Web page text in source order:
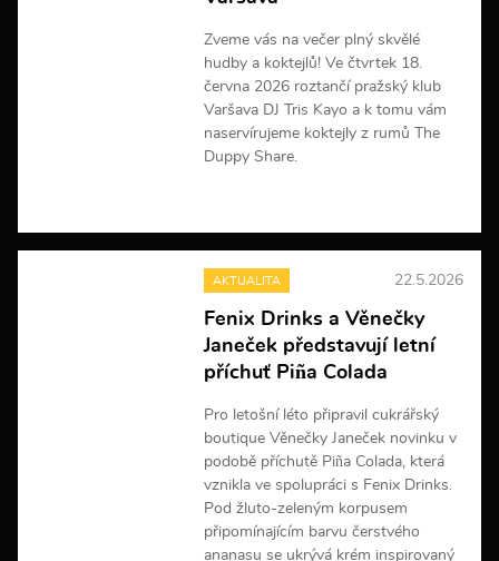
c
í
Zveme vás na večer plný skvělé
hudby a koktejlů! Ve čtvrtek 18.
června 2026 roztančí pražský klub
Varšava DJ Tris Kayo a k tomu vám
naservírujeme koktejly z rumů The
Duppy Share.
e
i
f
o
r
c
í
AKTUALITA 22.5.2026
Fenix Drinks a Věnečky
Janeček představují letní
příchuť Piña Colada
Pro letošní léto připravil cukrářský
boutique Věnečky Janeček novinku v
podobě příchutě Piña Colada, která
vznikla ve spolupráci s Fenix Drinks.
Pod žluto-zeleným korpusem
připomínajícím barvu čerstvého
ananasu se ukrývá krém inspirovaný